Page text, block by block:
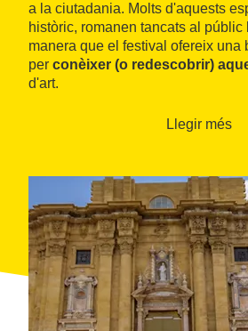
a la ciutadania. Molts d'aquests
històric, romanen tancats al públic
manera que el festival ofereix una
per conèixer (o redescobrir)
d'art.
Llegir més